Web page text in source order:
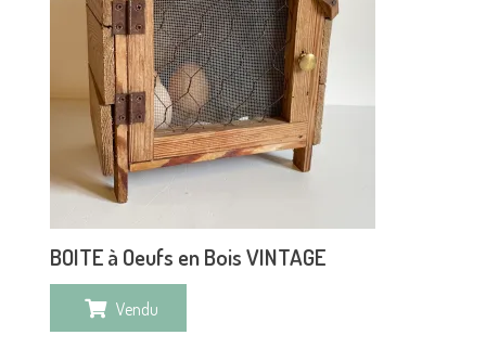
BOITE à Oeufs en Bois VINTAGE
Vendu